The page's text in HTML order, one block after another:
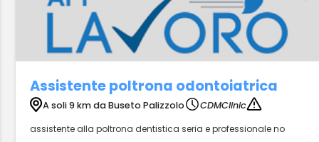
Assistente poltrona odontoiatrica
A soli 9 km da Buseto Palizzolo
CDMClinic
assistente alla poltrona dentistica seria e professionale no